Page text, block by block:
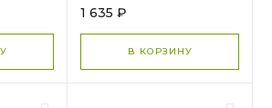
арт. 16251 МС 2387
1 635 ₽
В КОРЗИНУ